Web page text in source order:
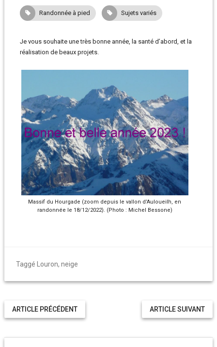
Randonnée à pied Sujets variés
Je vous souhaite une très bonne année, la santé d’abord, et la
réalisation de beaux projets.
Massif du Hourgade (zoom depuis le vallon d’Auloueilh, en
randonnée le 18/12/2022). (Photo : Michel Bessone)
Taggé Louron, neige
ARTICLE SUIVANT
ARTICLE PRÉCÉDENT